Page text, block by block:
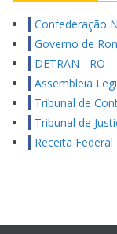
Confederação
Governo de
DETRAN - RO
Assembleia
Tribunal de
Tribunal de
Receita Federal